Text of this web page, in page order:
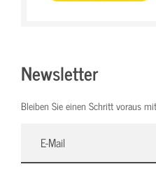
Newsletter
Bleiben Sie einen Schritt voraus